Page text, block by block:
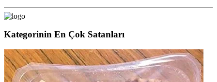
Kategorinin En Çok Satanları